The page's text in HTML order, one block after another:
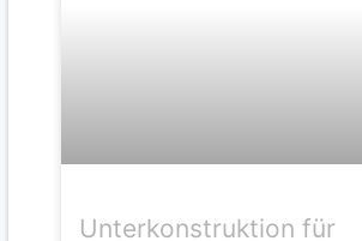
Unterkonstruktion für